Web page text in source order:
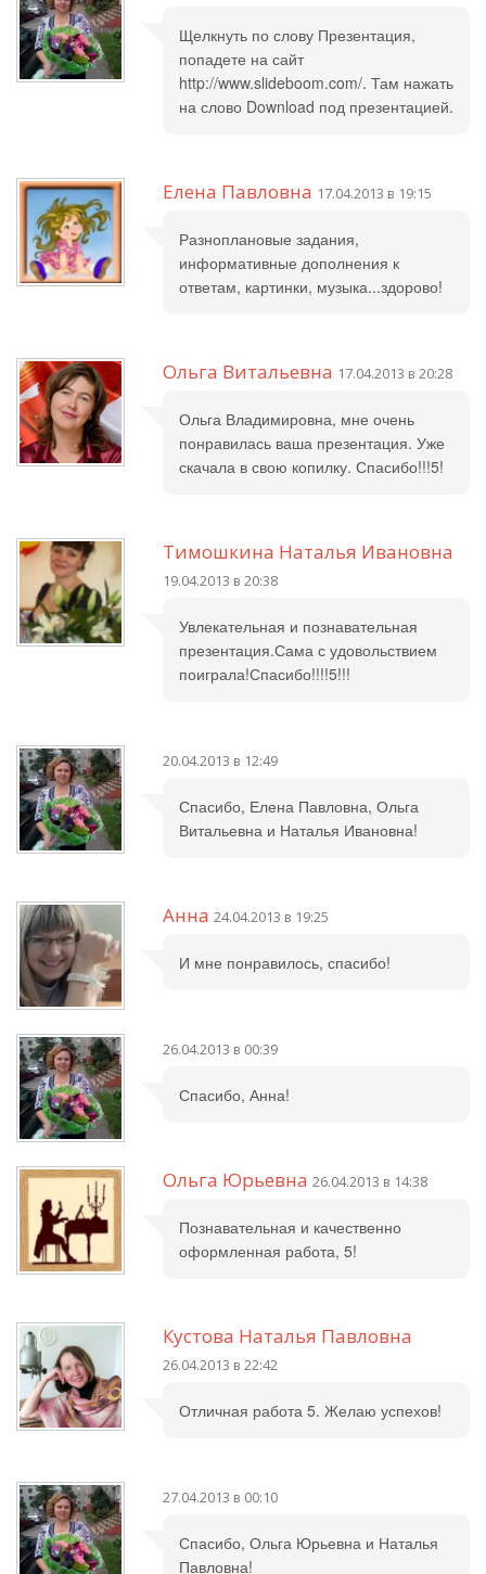
Щелкнуть по слову Презентация,
попадете на сайт
http://www.slideboom.com/. Там нажать
на слово Download под презентацией.
Елена Павловна 17.04.2013 в 19:15
Разноплановые задания,
информативные дополнения к
ответам, картинки, музыка...здорово!
Ольга Витальевна 17.04.2013 в 20:28
Ольга Владимировна, мне очень
понравилась ваша презентация. Уже
скачала в свою копилку. Спасибо!!!5!
Тимошкина Наталья Ивановна
19.04.2013 в 20:38
Увлекательная и познавательная
презентация.Сама с удовольствием
поиграла!Спасибо!!!!5!!!
20.04.2013 в 12:49
Спасибо, Елена Павловна, Ольга
Витальевна и Наталья Ивановна!
Анна 24.04.2013 в 19:25
И мне понравилось, спасибо!
26.04.2013 в 00:39
Спасибо, Анна!
Ольга Юрьевна 26.04.2013 в 14:38
Познавательная и качественно
оформленная работа, 5!
Кустова Наталья Павловна
26.04.2013 в 22:42
Отличная работа 5. Желаю успехов!
27.04.2013 в 00:10
Спасибо, Ольга Юрьевна и Наталья
Павловна!